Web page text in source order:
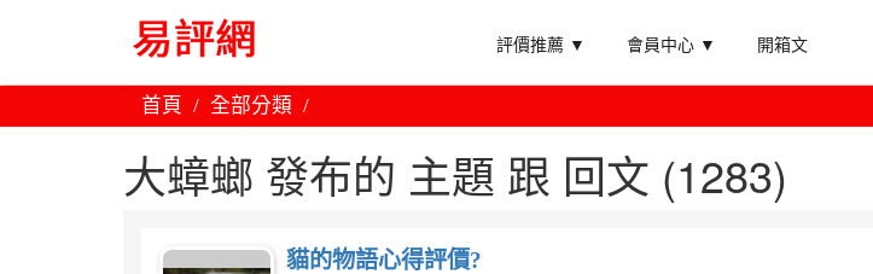
評價推薦 ▼ 會員中心 ▼ 開箱文
首頁 全部分類
大蟑螂 發布的 主題 跟 回文 (1283)
貓的物語心得評價?